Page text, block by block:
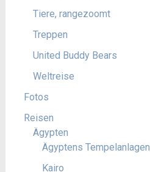
Tiere, rangezoomt
Treppen
United Buddy Bears
Weltreise
Fotos
Reisen
Ägypten
Ägyptens Tempelanlagen
Kairo